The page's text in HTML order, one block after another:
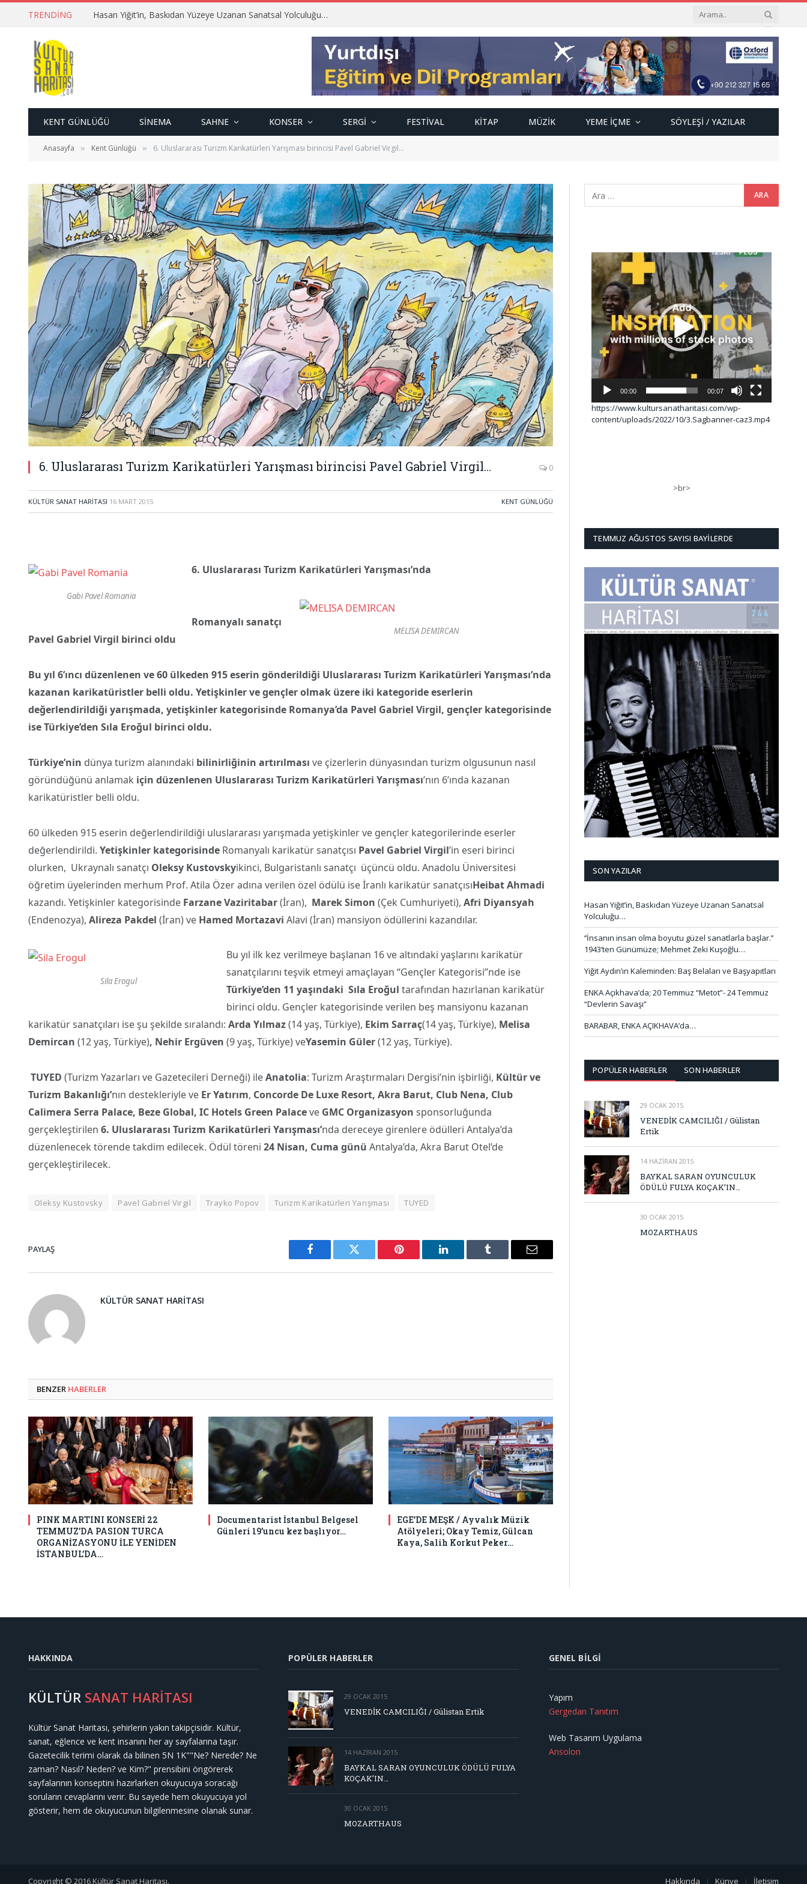
TRENDING Hasan Yiğit’in, Baskıdan Yüzeye Uzanan Sanatsal Yolculuğu…
KENT GÜNLÜĞÜ SINEMA SAHNE KONSER SERGI FESTIVAL KITAP MÜZIK YEME İÇME SÖYLEŞI / YAZILAR
Anasayfa » Kent Günlüğü » 6. Uluslararası Turizm Karikatürleri Yarışması birincisi Pavel Gabriel Virgil…
6. Uluslararası Turizm Karikatürleri Yarışması birincisi Pavel Gabriel Virgil… 0
KÜLTÜR SANAT HARITASI 16 MART 2015 KENT GÜNLÜĞÜ
Gabi Pavel Romania
6. Uluslararası Turizm Karikatürleri Yarışması’nda
MELISA DEMIRCAN
Romanyalı sanatçı
Pavel Gabriel Virgil birinci oldu
Bu yıl 6’ıncı düzenlenen ve 60 ülkeden 915 eserin gönderildiği Uluslararası Turizm Karikatürleri Yarışması’nda
kazanan karikatüristler belli oldu. Yetişkinler ve gençler olmak üzere iki kategoride eserlerin
değerlendirildiği yarışmada, yetişkinler kategorisinde Romanya’da Pavel Gabriel Virgil, gençler kategorisinde
ise Türkiye’den Sıla Eroğul birinci oldu.
Türkiye’nin dünya turizm alanındaki bilinirliğinin artırılması ve çizerlerin dünyasından turizm olgusunun nasıl
göründüğünü anlamak için düzenlenen Uluslararası Turizm Karikatürleri Yarışması’nın 6’ında kazanan
karikatüristler belli oldu.
60 ülkeden 915 eserin değerlendirildiği uluslararası yarışmada yetişkinler ve gençler kategorilerinde eserler
değerlendirildi. Yetişkinler kategorisinde Romanyalı karikatür sanatçısı Pavel Gabriel Virgil’in eseri birinci
olurken, Ukraynalı sanatçı Oleksy Kustovskyikinci, Bulgaristanlı sanatçı üçüncü oldu. Anadolu Üniversitesi
öğretim üyelerinden merhum Prof. Atila Özer adına verilen özel ödülü ise İranlı karikatür sanatçısıHeibat Ahmadi
kazandı. Yetişkinler kategorisinde Farzane Vaziritabar(İran), Marek Simon (Çek Cumhuriyeti), Afri Diyansyah
(Endenozya), Alireza Pakdel (İran) ve Hamed Mortazavi Alavi (İran) mansiyon ödüllerini kazandılar.
Sila Erogul
Bu yıl ilk kez verilmeye başlanan 16 ve altındaki yaşlarını karikatür
sanatçılarını teşvik etmeyi amaçlayan “Gençler Kategorisi”nde ise
Türkiye’den 11 yaşındaki Sıla Eroğul tarafından hazırlanan karikatür
birinci oldu. Gençler kategorisinde verilen beş mansiyonu kazanan
karikatür sanatçıları ise şu şekilde sıralandı: Arda Yılmaz(14 yaş, Türkiye), Ekim Sarraç(14 yaş, Türkiye), Melisa
Demircan (12 yaş, Türkiye), Nehir Ergüven (9 yaş, Türkiye) veYasemin Güler(12 yaş, Türkiye).
TUYED (Turizm Yazarları ve Gazetecileri Derneği) ileAnatolia: Turizm Araştırmaları Dergisi’nin işbirliği, Kültür ve
Turizm Bakanlığı’nın destekleriyle ve Er Yatırım, Concorde De Luxe Resort, Akra Barut, Club Nena, Club
Calimera Serra Palace, Beze Global, IC Hotels Green Palaceve GMC Organizasyon sponsorluğunda
gerçekleştirilen 6. Uluslararası Turizm Karikatürleri Yarışması’nda dereceye girenlere ödülleri Antalya’da
düzenlenecek törende takdim edilecek. Ödül töreni 24 Nisan, Cuma günü Antalya’da, Akra Barut Otel’de
gerçekleştirilecek.
Oleksy Kustovsky Pavel Gabriel Virgil Trayko Popov Turizm Karikatürleri Yarışması TUYED
PAYLAŞ
Facebook Twitter Pinterest LinkedIn Tumblr Email
KÜLTÜR SANAT HARITASI
BENZER HABERLER
PINK MARTINI KONSERİ 22
TEMMUZ’DA PASION TURCA
ORGANİZASYONU İLE YENİDEN
İSTANBUL’DA…
Documentarist İstanbul Belgesel
Günleri 19’uncu kez başlıyor…
EGE’DE MEŞK / Ayvalık Müzik
Atölyeleri; Okay Temiz, Gülcan
Kaya, Salih Korkut Peker…
Video
oynatıcı
00:00 00:07
https://www.kultursanatharitasi.com/wp-
content/uploads/2022/10/3.Sagbanner-caz3.mp4
>br>
TEMMUZ AĞUSTOS SAYISI BAYILERDE
SON YAZILAR
Hasan Yiğit’in, Baskıdan Yüzeye Uzanan Sanatsal
Yolculuğu…
‘’İnsanın insan olma boyutu güzel sanatlarla başlar.’’
1943’ten Günümüze; Mehmet Zeki Kuşoğlu…
Yiğit Aydın’ın Kaleminden: Baş Belaları ve Başyapıtları
ENKA Açıkhava’da; 20 Temmuz “Metot”- 24 Temmuz
“Devlerin Savaşı”
BARABAR, ENKA AÇIKHAVA’da…
POPÜLER HABERLER SON HABERLER
29 OCAK 2015
VENEDİK CAMCILIĞI / Gülistan
Ertik
14 HAZIRAN 2015
BAYKAL SARAN OYUNCULUK
ÖDÜLÜ FULYA KOÇAK’IN…
30 OCAK 2015
MOZARTHAUS
HAKKINDA
KÜLTÜR SANAT HARİTASI
Kültür Sanat Haritası, şehirlerin yakın takipçisidir. Kültür,
sanat, eğlence ve kent insanını her ay sayfalarına taşır.
Gazetecilik terimi olarak da bilinen 5N 1K""Ne? Nerede? Ne
zaman? Nasıl? Neden? ve Kim?" prensibini öngörerek
sayfalarının konseptini hazırlarken okuyucuya soracağı
soruların cevaplarını verir. Bu sayede hem okuyucuya yol
gösterir, hem de okuyucunun bilgilenmesine olanak sunar.
POPÜLER HABERLER
29 OCAK 2015
VENEDİK CAMCILIĞI / Gülistan Ertik
14 HAZIRAN 2015
BAYKAL SARAN OYUNCULUK ÖDÜLÜ FULYA
KOÇAK’IN…
30 OCAK 2015
MOZARTHAUS
GENEL BILGI
Yapım
Gergedan Tanıtım
Web Tasarım Uygulama
Ansolon
Copyright © 2016 Kültür Sanat Haritası. Hakkında Künye İletişim